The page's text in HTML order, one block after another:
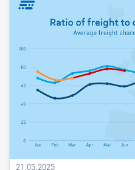
21.05.2025